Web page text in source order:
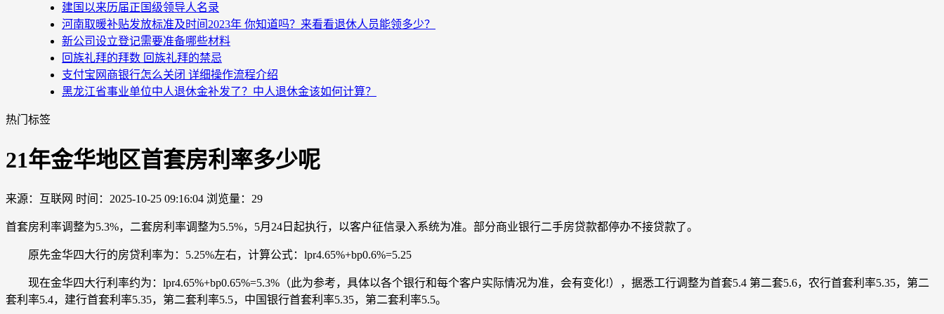
建国以来历届正国级领导人名录
河南取暖补贴发放标准及时间2023年 你知道吗？来看看退休人员能领多少？
新公司设立登记需要准备哪些材料
回族礼拜的拜数 回族礼拜的禁忌
支付宝网商银行怎么关闭 详细操作流程介绍
黑龙江省事业单位中人退休金补发了？中人退休金该如何计算？
热门标签
21年金华地区首套房利率多少呢
来源：互联网 时间：2025-10-25 09:16:04 浏览量：29
首套房利率调整为5.3%，二套房利率调整为5.5%，5月24日起执行，以客户征信录入系统为准。部分商业银行二手房贷款都停办不接贷款了。
原先金华四大行的房贷利率为：5.25%左右，计算公式：lpr4.65%+bp0.6%=5.25
现在金华四大行利率约为：lpr4.65%+bp0.65%=5.3%（此为参考，具体以各个银行和每个客户实际情况为准，会有变化!），据悉工行调整为首套5.4 第二套5.6，农行首套利率5.35，第二
套利率5.4，建行首套利率5.35，第二套利率5.5，中国银行首套利率5.35，第二套利率5.5。